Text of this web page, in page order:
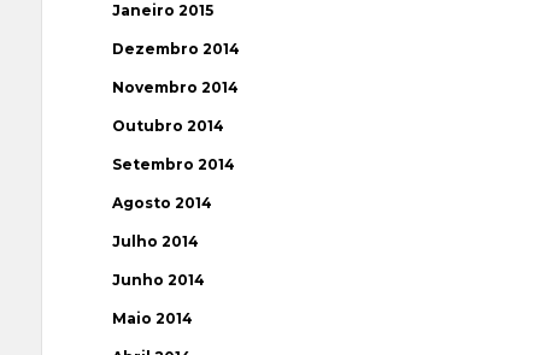
Janeiro 2015
Dezembro 2014
Novembro 2014
Outubro 2014
Setembro 2014
Agosto 2014
Julho 2014
Junho 2014
Maio 2014